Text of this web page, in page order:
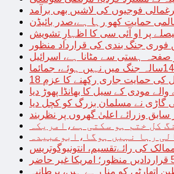
حمایت کھو رہا ہے،صدر بائیڈن
پر او آئی سی کا اظہارِ تشویش
فوری جنگ بندی کی قرارداد منظور
ہستی سے مٹانا ہے، اسرائیل
کی حمایت جاری رکھنے کا عزم
والے مودی کے سیل کا بھانڈا پھوڑ دیا
گاڑی نے مسلمان بزرگ کو کچل دیا
وزرائے اعلیٰ گھروں پر نظربند
کل ختم ہو سکتی ہے،امریکہ
رہا نہیں ہوگا،ابوعبیدہ
کی رائےتقسیم، انتونیوگوتریس
کو منا رہے ہیں، برطانیہ